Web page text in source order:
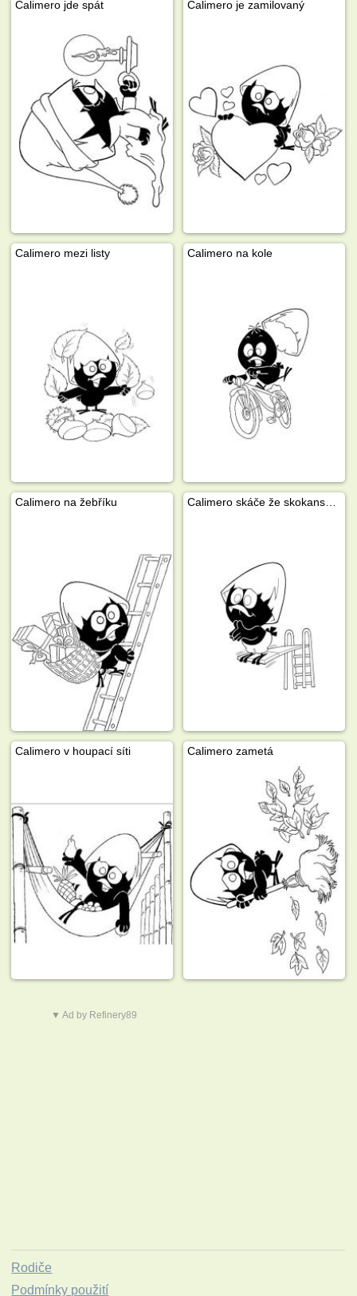
Calimero jde spát Calimero je zamilovaný
Calimero mezi listy Calimero na kole
Calimero na žebříku
Calimero v houpací síti Calimero zametá
▼ Ad by Refinery89
Rodiče
Podmínky použití